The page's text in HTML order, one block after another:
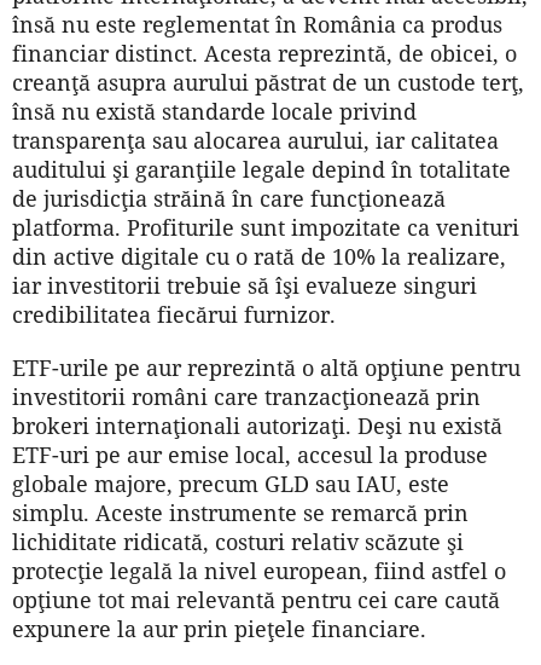
însă nu este reglementat în România ca produs
financiar distinct. Acesta reprezintă, de obicei, o
creanţă asupra aurului păstrat de un custode terţ,
însă nu există standarde locale privind
transparenţa sau alocarea aurului, iar calitatea
auditului şi garanţiile legale depind în totalitate
de jurisdicţia străină în care funcţionează
platforma. Profiturile sunt impozitate ca venituri
din active digitale cu o rată de 10% la realizare,
iar investitorii trebuie să îşi evalueze singuri
credibilitatea fiecărui furnizor.
ETF-urile pe aur reprezintă o altă opţiune pentru
investitorii români care tranzacţionează prin
brokeri internaţionali autorizaţi. Deşi nu există
ETF-uri pe aur emise local, accesul la produse
globale majore, precum GLD sau IAU, este
simplu. Aceste instrumente se remarcă prin
lichiditate ridicată, costuri relativ scăzute şi
protecţie legală la nivel european, fiind astfel o
opţiune tot mai relevantă pentru cei care caută
expunere la aur prin pieţele financiare.